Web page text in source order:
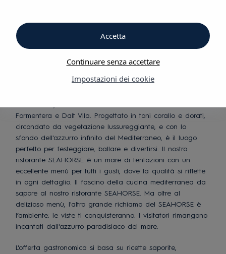
mediterranea perfetta di
fronte al mare.
Tuffati nella tentazione!
Vibra Hotels ti invita a lasciarti trasportare dai sensi al
Formentera e Dalt Vila. Progettato in toni corallo e dorati,
circondato da vegetazione lussureggiante, e con lo
sfondo dell'azzurro infinito del Mediterraneo, è il luogo
perfetto per festeggiare, ballare e divertirsi. Il nostro
ristorante SEAHORSE è un mare di tentazioni con un
eccellente menù per tutti i gusti, dove la qualità si riflette
in ogni dettaglio. Il fascino della cucina mediterranea da
sapore al nostro ristorante SEAHORSE. Ma oltre al
delizioso menù, l'altro grande richiamo del SEAHORSE è
l’ambiente; le viste ti conquisteranno. I visitatori rimangono
incantati dall'azzurro paradisiaco del mare.
L'offerta gastronomica si basa su ricette saporite,
Impostazioni dei cookie
Continuare senza accettare
Accetta